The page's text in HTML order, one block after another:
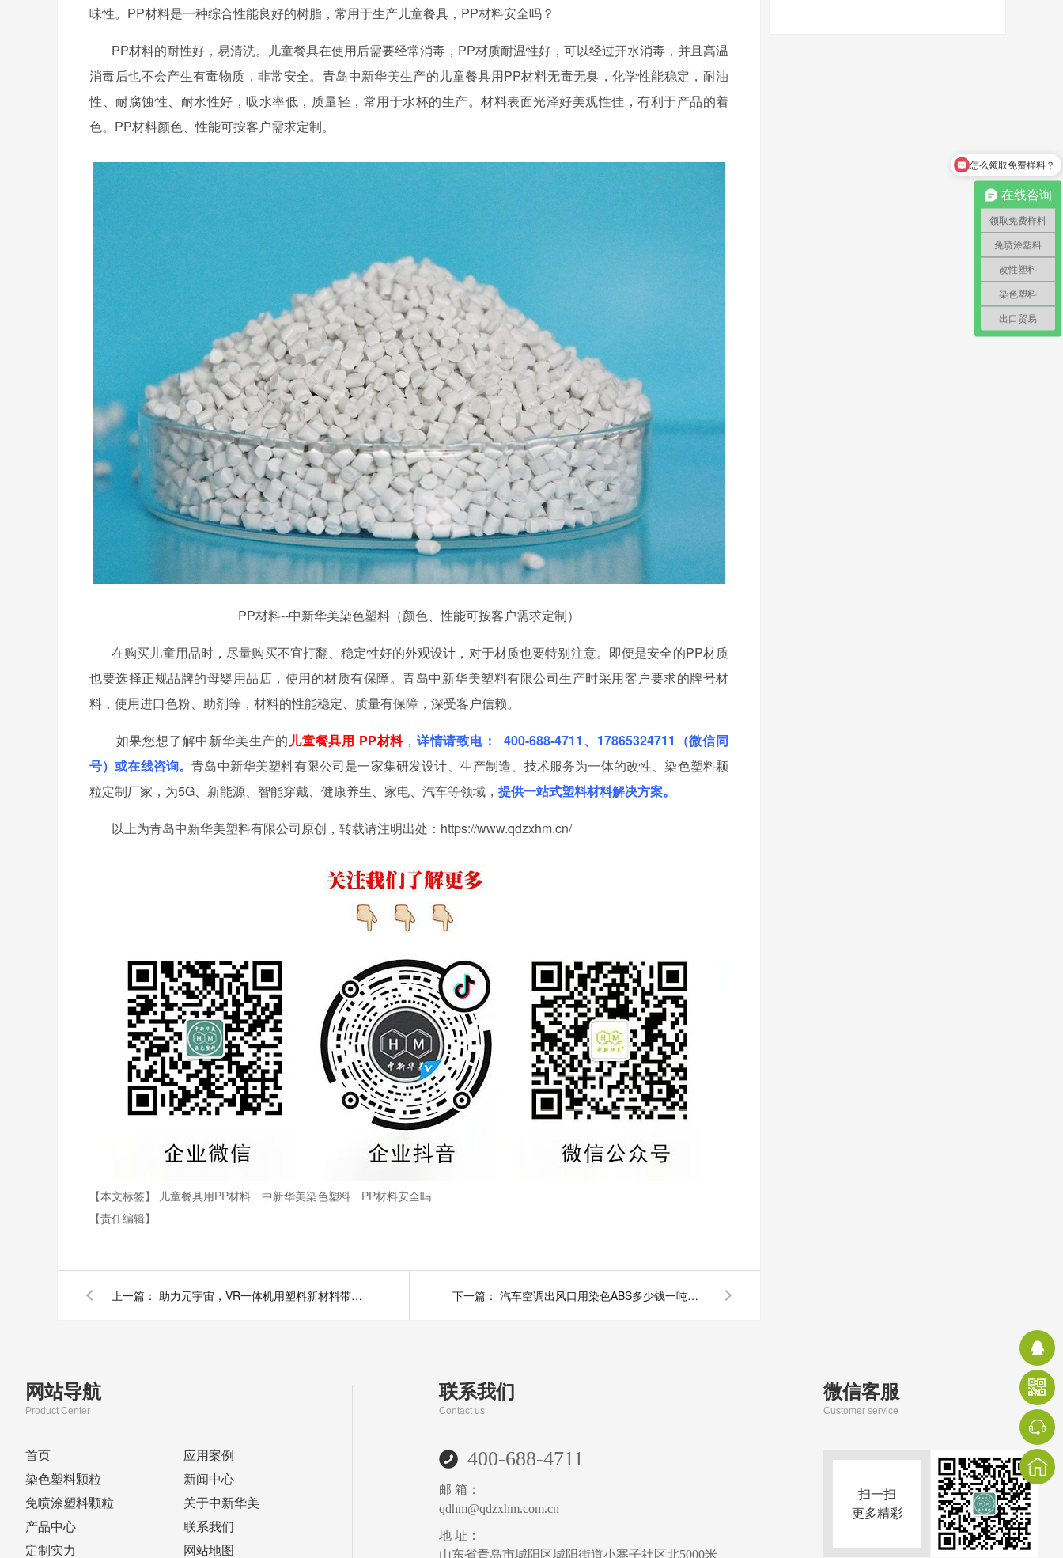
味性。 PP材料是一种综合性能良好的树脂，常用于生产儿童餐具，PP材料安全吗？
PP材料的耐性好，易清洗。儿童餐具在使用后需要经常消毒，PP材质耐温性好，可以经过开水消毒，并且高温
消毒后也不会产生有毒物质，非常安全。 青岛中新华美生产的儿童餐具用PP材料无毒无臭，化学性能稳定，耐油
性、耐腐蚀性、耐水性好，吸水率低，质量轻，常用于水杯的生产。材料表面光泽好美观性佳，有利于产品的着
色。PP材料颜色、性能可按客户需求定制。
PP材料--中新华美染色塑料（颜色、性能可按客户需求定制）
在购买儿童用品时，尽量购买不宜打翻、稳定性好的外观设计，对于材质也要特别注意。即便是安全的PP材质
也要选择正规品牌的母婴用品店，使用的材质有保障。青岛中新华美塑料有限公司生产时采用客户要求的牌号材
料，使用进口色粉、助剂等，材料的性能稳定、质量有保障，深受客户信赖。
如果您想了解中新华美生产的儿童餐具用 PP材料 ， 详情请致电： 400-688-4711、17865324711（微信同
号）或在线咨询。青岛中新华美塑料有限公司是一家集研发设计、生产制造、技术服务为一体的改性、染色塑料颗
粒定制厂家，为5G、新能源、智能穿戴、健康养生、家电、汽车等领域， 提供一站式塑料材料解决方案。
以上为青岛中新华美塑料有限公司原创，转载请注明出处：https://www.qdzxhm.cn/
【本文标签】 儿童餐具用PP材料 中新华美染色塑料
PP材料安全吗
【责任编辑】
上一篇： 助力元宇宙，VR一体机用塑料新材料带您跃入新世界！ 下一篇： 汽车空调出风口用染色ABS多少钱一吨？青岛中新华美为您报价
网站导航
Product Center
首页
应用案例
染色塑料颗粒
新闻中心
免喷涂塑料颗粒
关于中新华美
产品中心
联系我们
定制实力
网站地图
联系我们
Contact us
400-688-4711
邮 箱：
qdhm@qdzxhm.com.cn
地 址：
山东省青岛市城阳区城阳街道小寨子社区北5000米
微信客服
Customer service
扫一扫
更多精彩
在线咨询
领取免费样料
免喷涂塑料
改性塑料
染色塑料
出口贸易
可以介绍下你们的产品么